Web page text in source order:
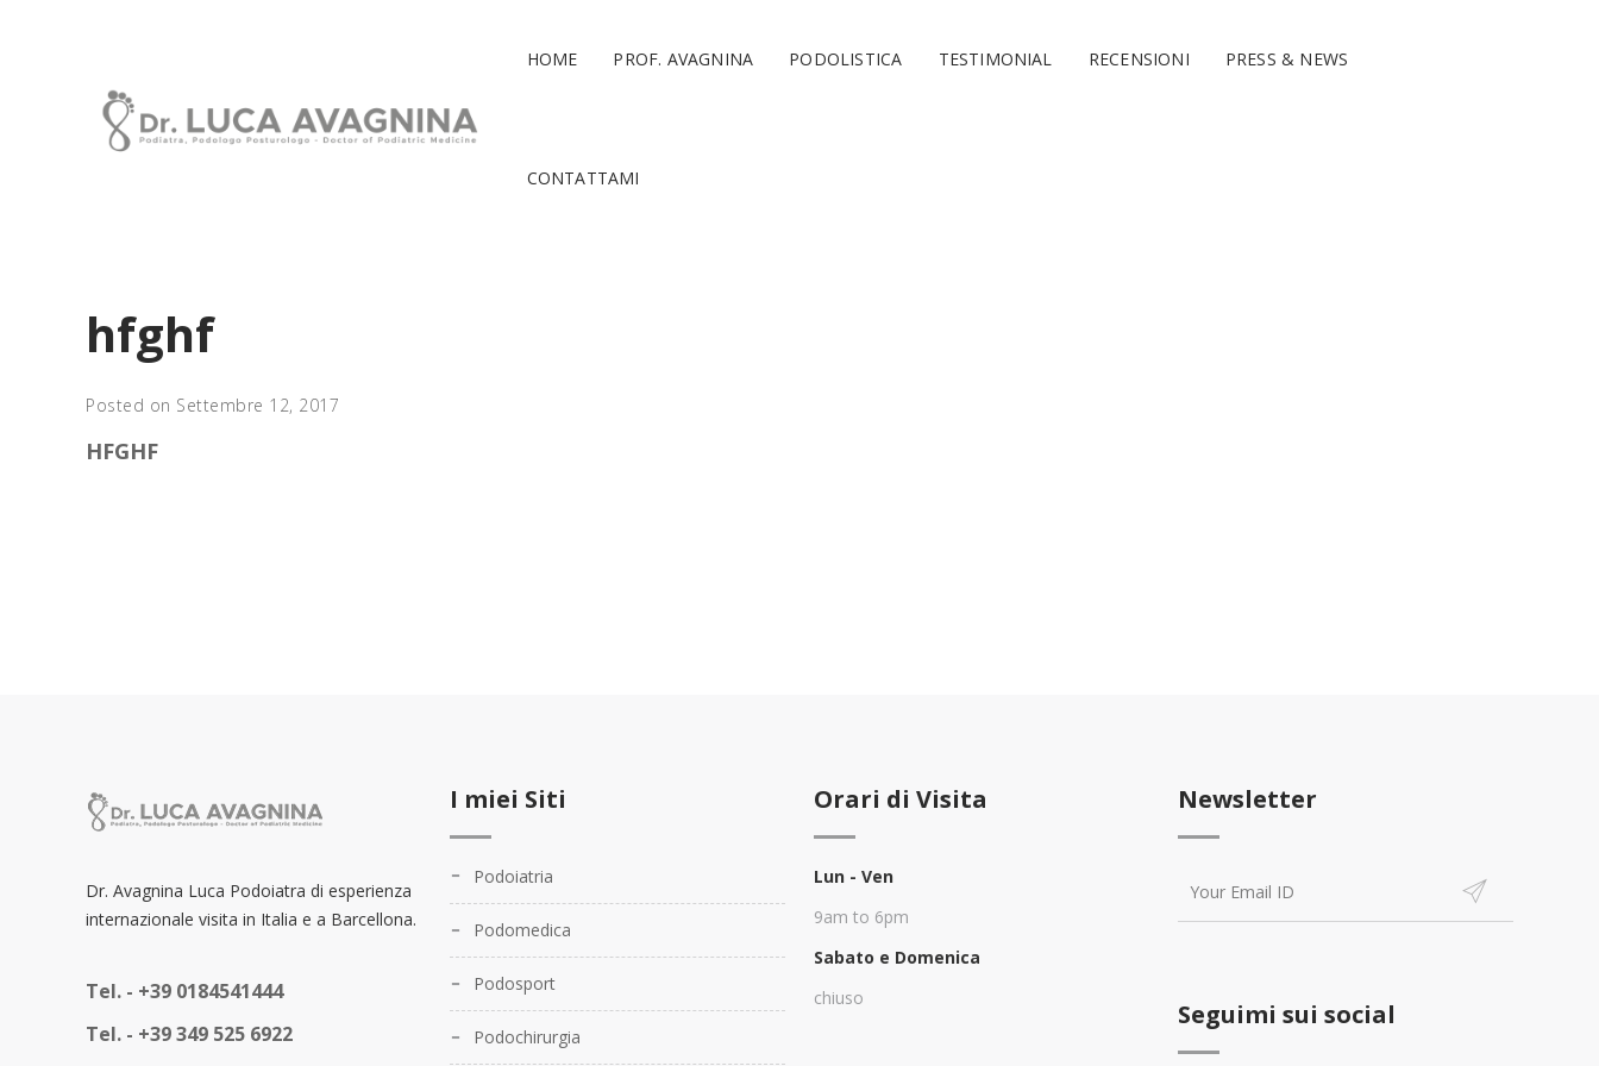
HOME PROF. AVAGNINA PODOLISTICA TESTIMONIAL RECENSIONI PRESS & NEWS
CONTATTAMI
hfghf
Posted on Settembre 12, 2017
HFGHF
Dr. Avagnina Luca Podoiatra di esperienza
internazionale visita in Italia e a Barcellona.
Tel. - +39 0184541444
Tel. - +39 349 525 6922
I miei Siti
Podoiatria
Podomedica
Podosport
Podochirurgia
Orari di Visita
Lun - Ven
9am to 6pm
Sabato e Domenica
chiuso
Newsletter
Seguimi sui social